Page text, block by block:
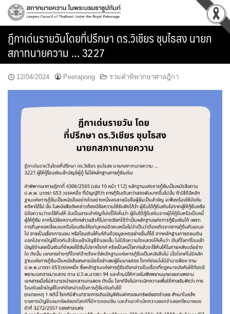
Skip
content
ฎีกาเด่นรายวันโดยที่ปรึกษา ดร.วิเชียร ชุบไธสง นายก
สภาทนายความ … 3227
12/04/2024 Peerapong รวมคำพิพากษาศาลฎีกา